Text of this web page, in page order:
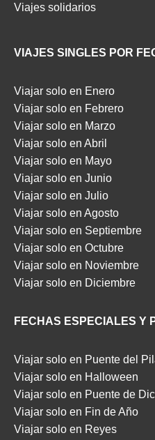
Viajes solidarios
VIAJES SINGLES POR
Viajar solo en Enero
Viajar solo en Febrero
Viajar solo en Marzo
Viajar solo en Abril
Viajar solo en Mayo
Viajar solo en Junio
Viajar solo en Julio
Viajar solo en Agosto
Viajar solo en Septiembre
Viajar solo en Octubre
Viajar solo en Noviembre
Viajar solo en Diciembre
FECHAS ESPECIALES Y
Viajar solo en Puente del
Viajar solo en Halloween
Viajar solo en Puente de
Viajar solo en Fin de Año
Viajar solo en Reyes